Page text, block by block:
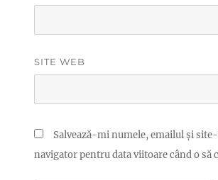
SITE WEB
Salvează-mi numele, emailul și
navigator pentru data viitoare când o să